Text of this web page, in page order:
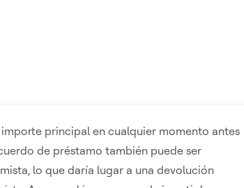
principal en cualquier momento antes
de préstamo también puede ser
lo que daría lugar a una devolución